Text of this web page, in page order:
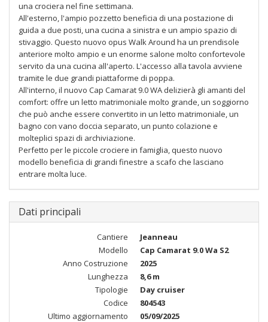
una crociera nel fine settimana.
All'esterno, l'ampio pozzetto beneficia di una postazione di
guida a due posti, una cucina a sinistra e un ampio spazio di
stivaggio. Questo nuovo opus Walk Around ha un prendisole
anteriore molto ampio e un enorme salone molto confortevole
servito da una cucina all'aperto. L'accesso alla tavola avviene
tramite le due grandi piattaforme di poppa.
All'interno, il nuovo Cap Camarat 9.0 WA delizierà gli amanti del
comfort: offre un letto matrimoniale molto grande, un soggiorno
che può anche essere convertito in un letto matrimoniale, un
bagno con vano doccia separato, un punto colazione e
molteplici spazi di archiviazione.
Perfetto per le piccole crociere in famiglia, questo nuovo
modello beneficia di grandi finestre a scafo che lasciano
entrare molta luce.
Dati principali
Cantiere
Jeanneau
Modello
Cap Camarat 9.0 Wa S2
Anno Costruzione
2025
Lunghezza
8,6 m
Tipologie
Day cruiser
Codice
804543
Ultimo aggiornamento
05/09/2025